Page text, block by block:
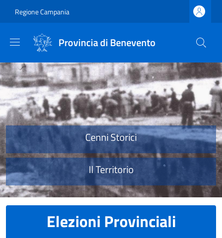
Regione Campania
Provincia di Benevento
Provincia di Benevento
Cenni Storici
Il Territorio
Elezioni Provinciali